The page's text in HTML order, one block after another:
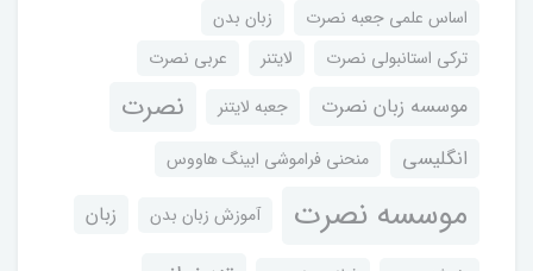
اساس علمی جعبه نصرت
زبان بدن
ترکی استانبولی نصرت
لایتنر عربی نصرت
موسسه زبان نصرت جعبه لایتنر نصرت
انگلیسی منحنی فراموشی ابینگ هاووس
موسسه نصرت آموزش زبان بدن زبان